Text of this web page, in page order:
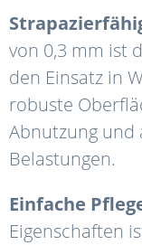
von 0,3 mm ist
den Einsatz in
robuste
Abnutzung und
Belastungen.
Einfache
Eigenschaften